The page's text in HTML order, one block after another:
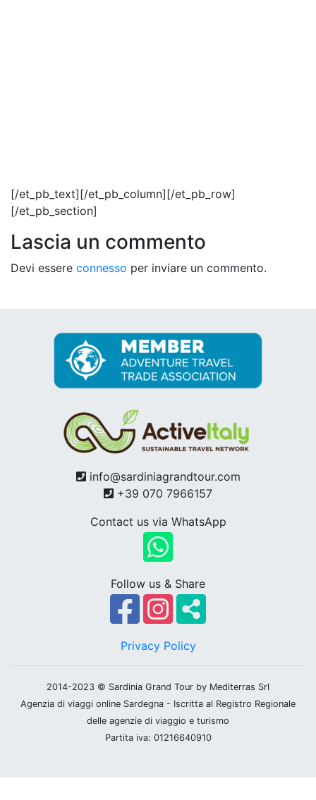
[/et_pb_text][/et_pb_column][/et_pb_row]
[/et_pb_section]
Lascia un commento
Devi essere connesso per inviare un commento.
info@sardiniagrandtour.com
+39 070 7966157
Contact us via WhatsApp
Follow us & Share
Privacy Policy
2014-2023 © Sardinia Grand Tour by Mediterras Srl
Agenzia di viaggi online Sardegna - Iscritta al Registro Regionale
delle agenzie di viaggio e turismo
Partita iva: 01216640910